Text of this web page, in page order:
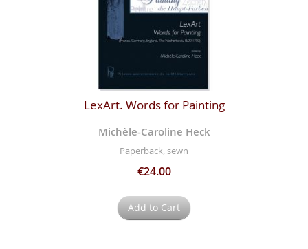
LexArt. Words for Painting
Michèle-Caroline Heck
Paperback, sewn
€24.00
Add to Cart